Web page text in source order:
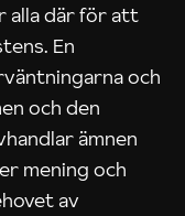
alla där för att
En
och
och den
ämnen
mening och
av